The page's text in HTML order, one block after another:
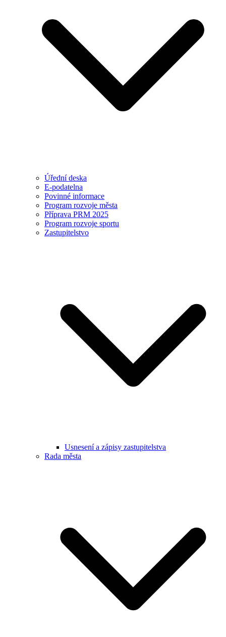
Úřední deska
E-podatelna
Povinné informace
Program rozvoje města
Příprava PRM 2025
Program rozvoje sportu
Zastupitelstvo
Usnesení a zápisy zastupitelstva
Rada města